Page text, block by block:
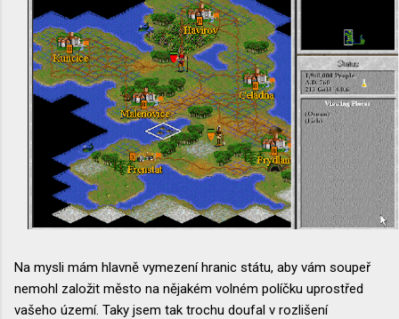
Na mysli mám hlavně vymezení hranic státu, aby vám soupeř
nemohl založit město na nějakém volném políčku uprostřed
vašeho území. Taky jsem tak trochu doufal v rozlišení